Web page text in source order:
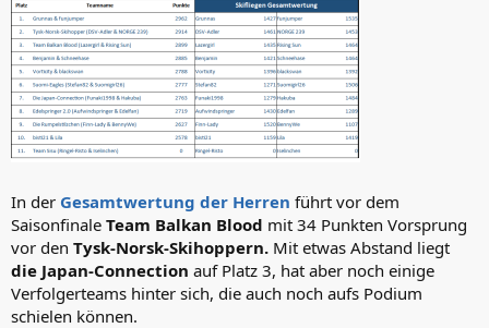
In der Gesamtwertung der Herren führt vor dem
Saisonfinale Team Balkan Blood mit 34 Punkten Vorsprung
vor den Tysk-Norsk-Skihoppern. Mit etwas Abstand liegt
die Japan-Connection auf Platz 3, hat aber noch einige
Verfolgerteams hinter sich, die auch noch aufs Podium
schielen können.